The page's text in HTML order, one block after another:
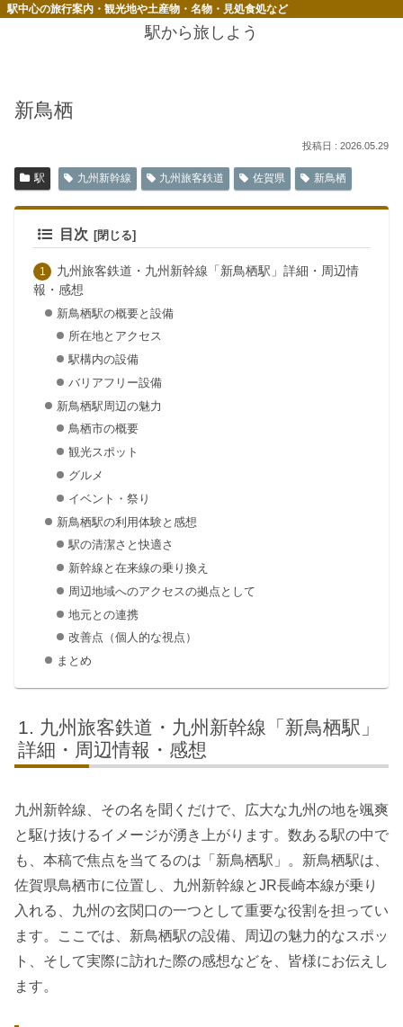
駅中心の旅行案内・観光地や土産物・名物・見処食処など
駅から旅しよう
新鳥栖
2026.05.29
駅 九州新幹線 九州旅客鉄道 佐賀県 新鳥栖
目次
九州旅客鉄道・九州新幹線「新鳥栖駅」詳細・周辺情
報・感想
新鳥栖駅の概要と設備
所在地とアクセス
駅構内の設備
バリアフリー設備
新鳥栖駅周辺の魅力
鳥栖市の概要
観光スポット
グルメ
イベント・祭り
新鳥栖駅の利用体験と感想
駅の清潔さと快適さ
新幹線と在来線の乗り換え
周辺地域へのアクセスの拠点として
地元との連携
改善点（個人的な視点）
まとめ
九州旅客鉄道・九州新幹線「新鳥栖駅」
詳細・周辺情報・感想
九州新幹線、その名を聞くだけで、広大な九州の地を颯爽
と駆け抜けるイメージが湧き上がります。数ある駅の中で
も、本稿で焦点を当てるのは「新鳥栖駅」。新鳥栖駅は、
佐賀県鳥栖市に位置し、九州新幹線とJR長崎本線が乗り
入れる、九州の玄関口の一つとして重要な役割を担ってい
ます。ここでは、新鳥栖駅の設備、周辺の魅力的なスポッ
ト、そして実際に訪れた際の感想などを、皆様にお伝えし
ます。